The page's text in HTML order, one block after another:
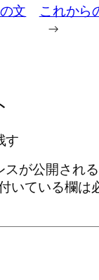
文
これから
→
す
スが公開され
いている欄は